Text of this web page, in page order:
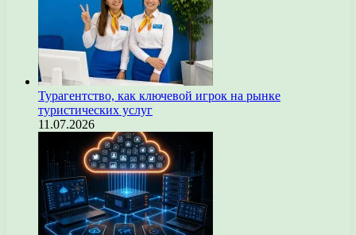
Турагентство, как ключевой игрок на рынке
туристических услуг
11.07.2026